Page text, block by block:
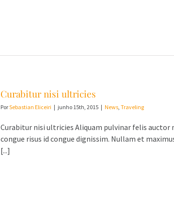
Curabitur nisi ultricies
PorSebastian Eliceiri | junho 15th, 2015 | News, Traveling
Curabitur nisi ultricies Aliquam pulvinar felis auctor
congue risus id congue dignissim. Nullam et
[...]